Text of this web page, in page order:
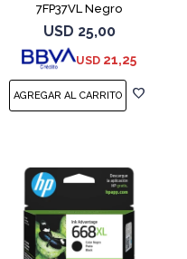
7FP37VL Negro
USD 25,00
USD 21,25